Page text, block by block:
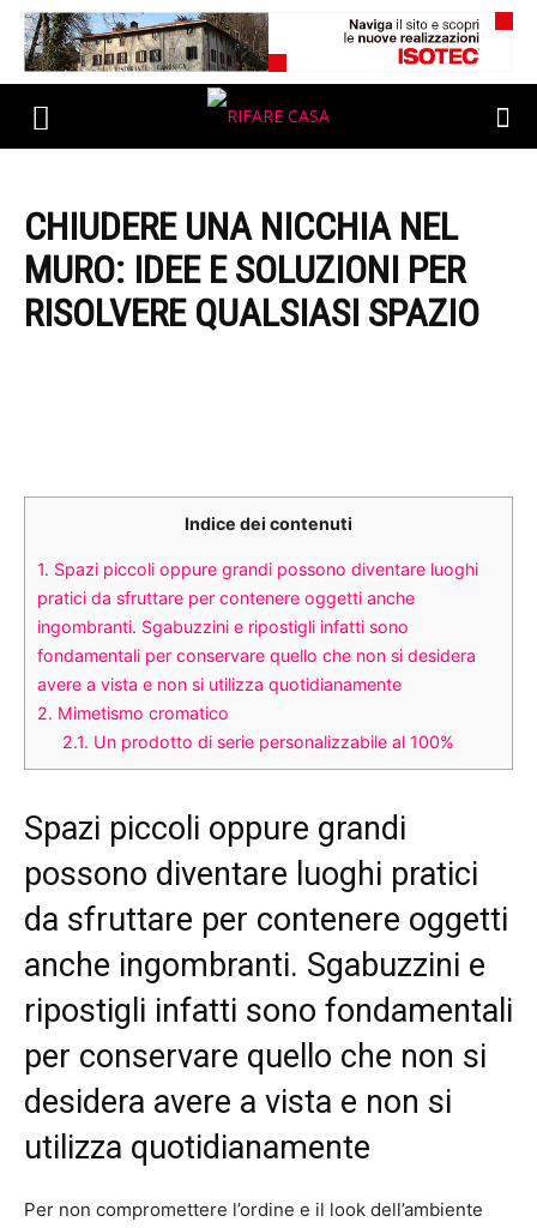
CHIUDERE UNA NICCHIA NEL
MURO: IDEE E SOLUZIONI PER
RISOLVERE QUALSIASI SPAZIO
Indice dei contenuti
1. Spazi piccoli oppure grandi possono diventare luoghi
pratici da sfruttare per contenere oggetti anche
ingombranti. Sgabuzzini e ripostigli infatti sono
fondamentali per conservare quello che non si desidera
avere a vista e non si utilizza quotidianamente
2. Mimetismo cromatico
2.1. Un prodotto di serie personalizzabile al 100%
Spazi piccoli oppure grandi
possono diventare luoghi pratici
da sfruttare per contenere oggetti
anche ingombranti. Sgabuzzini e
ripostigli infatti sono fondamentali
per conservare quello che non si
desidera avere a vista e non si
utilizza quotidianamente
Per non compromettere l’ordine e il look dell’ambiente